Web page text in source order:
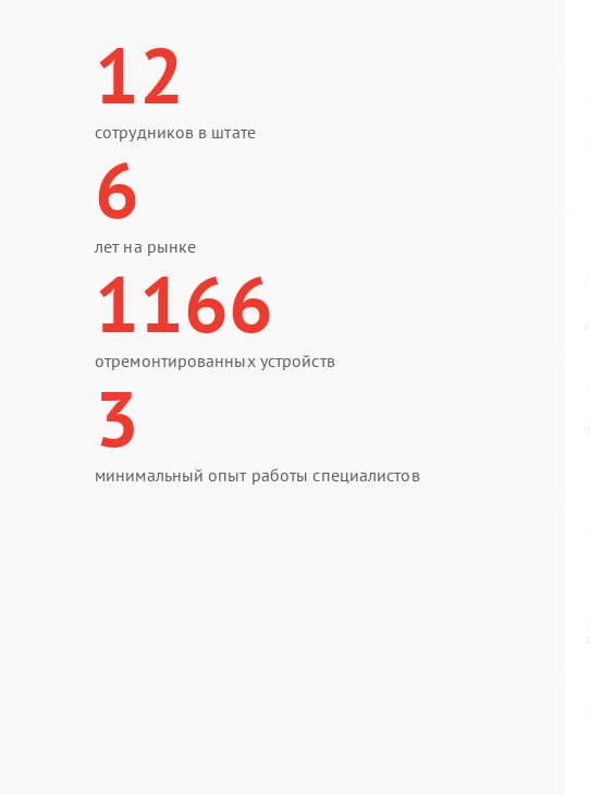
12
сотрудников в штате
6
лет на рынке
1166
отремонтированных устройств
3
минимальный опыт работы специалистов